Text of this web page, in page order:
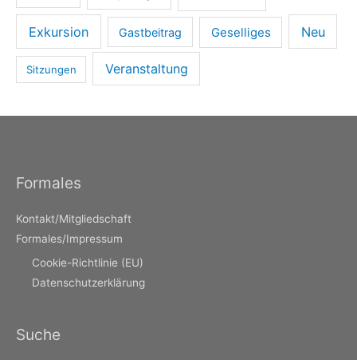
Exkursion Gastbeitrag Geselliges Neu
Sitzungen Veranstaltung
Formales
Kontakt/Mitgliedschaft
Formales/Impressum
Cookie-Richtlinie (EU)
Datenschutzerklärung
Suche